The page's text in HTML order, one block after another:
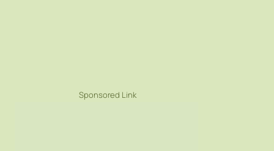
Sponsored Link